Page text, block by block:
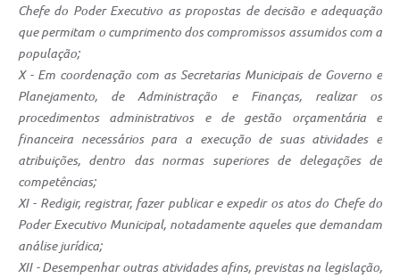
Chefe do Poder Executivo as propostas de decisão e adequação
que permitam o cumprimento dos compromissos assumidos com a
população;
X - Em coordenação com as Secretarias Municipais de Governo e
Planejamento, de Administração e Finanças, realizar os
procedimentos administrativos e de gestão orçamentária e
financeira necessários para a execução de suas atividades e
atribuições, dentro das normas superiores de delegações de
competências;
XI - Redigir, registrar, fazer publicar e expedir os atos do Chefe do
Poder Executivo Municipal, notadamente aqueles que demandam
análise jurídica;
XII - Desempenhar outras atividades afins, previstas na legislação,